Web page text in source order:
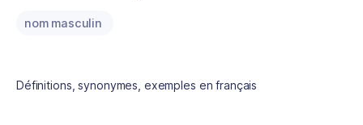
nom masculin
Définitions, synonymes, exemples en français